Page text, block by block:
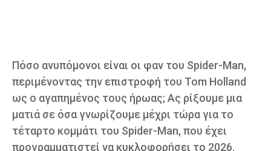
Πόσο ανυπόμονοι είναι οι φαν του Spider-Man,
περιμένοντας την επιστροφή του Tom Holland
ως ο αγαπημένος τους ήρωας; Ας ρίξουμε μια
ματιά σε όσα γνωρίζουμε μέχρι τώρα για το
τέταρτο κομμάτι του Spider-Man, που έχει
προγραμματιστεί να κυκλοφορήσει το 2026.